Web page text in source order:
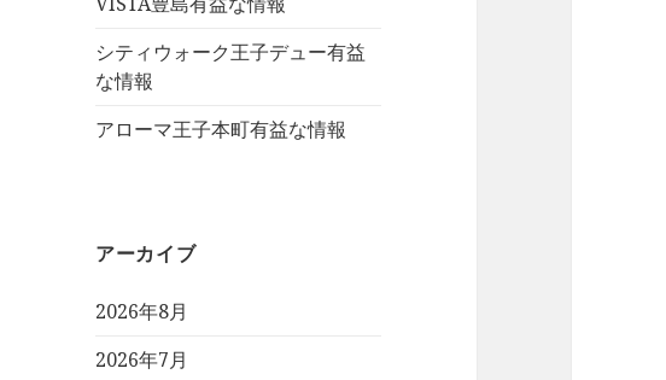
シティウォーク王子デュー有益
な情報
アローマ王子本町有益な情報
アーカイブ
2026年8月
2026年7月